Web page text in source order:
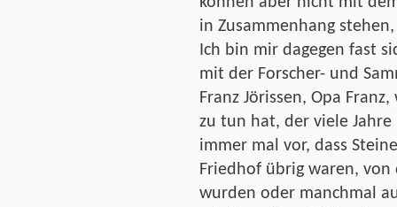
in Zusammenhang
Ich bin mir dagegen fast
mit der Forscher- und
Franz Jörissen, Opa
zu tun hat, der viele
immer mal vor, dass
Friedhof übrig waren, von
wurden oder manchmal